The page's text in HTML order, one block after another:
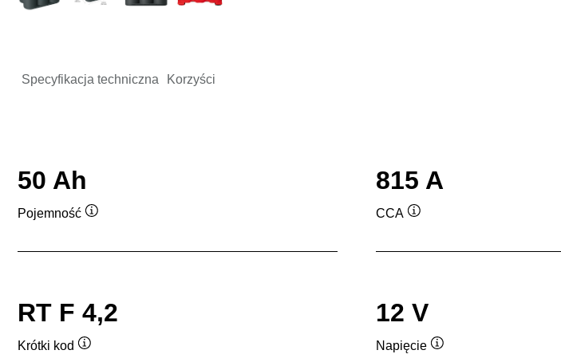
Specyfikacja techniczna Korzyści
50 Ah
Pojemność
815 A
CCA
RT F 4,2
Krótki kod
12 V
Napięcie